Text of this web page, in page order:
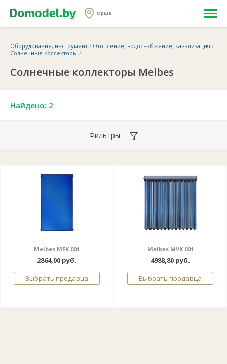
Орша
Оборудование, инструмент / Отопление, водоснабжение, канализация /
Солнечные коллекторы /
Солнечные коллекторы Meibes
Найдено: 2
Фильтры
Meibes MFK 001
2864,00 руб.
Выбрать продавца
Meibes MVK 001
4988,80 руб.
Выбрать продавца